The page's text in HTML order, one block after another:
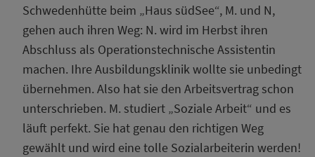
Schwedenhütte beim „Haus südSee“, M. und N,
gehen auch ihren Weg: N. wird im Herbst ihren
Abschluss als Operationstechnische Assistentin
machen. Ihre Ausbildungsklinik wollte sie unbedingt
übernehmen. Also hat sie den Arbeitsvertrag schon
unterschrieben. M. studiert „Soziale Arbeit“ und es
läuft perfekt. Sie hat genau den richtigen Weg
gewählt und wird eine tolle Sozialarbeiterin werden!